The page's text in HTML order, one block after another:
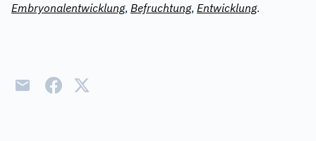
Embryonalentwicklung, Befruchtung, Entwicklung.